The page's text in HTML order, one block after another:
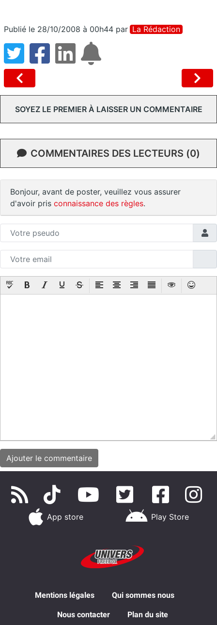
Publié le 28/10/2008 à 00h44 par La Rédaction
SOYEZ LE PREMIER À LAISSER UN COMMENTAIRE
COMMENTAIRES DES LECTEURS (0)
Bonjour, avant de poster, veuillez vous assurer
d'avoir pris connaissance des règles.
App store Play Store
Mentions légales Qui sommes nous
Nous contacter Plan du site